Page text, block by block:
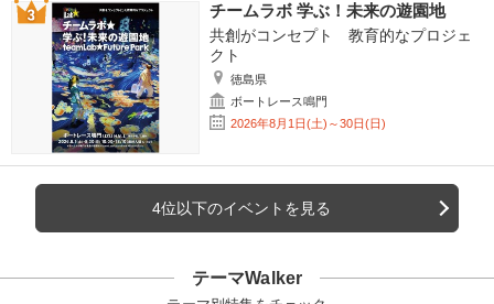
チームラボ 学ぶ！未来の遊園地
共創がコンセプト 教育的なプロジェ
クト
徳島県
ボートレース鳴門
2026年8月1日(土)～30日(日)
4位以下のイベントを見る
テーマWalker